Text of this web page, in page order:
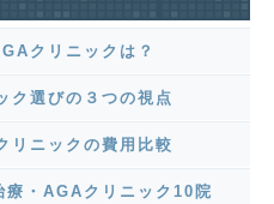
クリニックは？
ク選びの３つの視点
リニックの費用比較
療・AGAクリニック10院